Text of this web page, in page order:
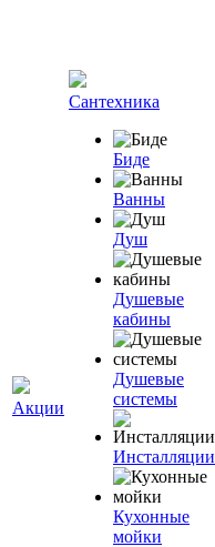
Акции
Сантехника
Биде
Ванны
Душ
Душевые
кабины
Душевые
системы
Инсталляции
Кухонные
мойки